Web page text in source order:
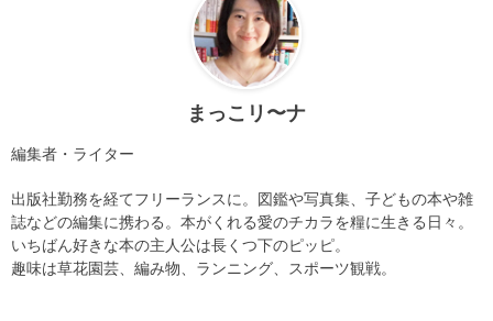
まっこリ〜ナ
編集者・ライター
出版社勤務を経てフリーランスに。図鑑や写真集、子どもの本や雑
誌などの編集に携わる。本がくれる愛のチカラを糧に生きる日々。
いちばん好きな本の主人公は長くつ下のピッピ。
趣味は草花園芸、編み物、ランニング、スポーツ観戦。